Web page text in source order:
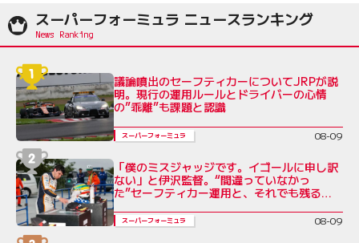
スーパーフォーミュラ ニュースランキング
議論噴出のセーフティカーについてJRPが説
明。現行の運用ルールとドライバーの心情
の”乖離”も課題と認識
スーパーフォーミュラ 08-09
「僕のミスジャッジです。イゴールに申し訳
ない」と伊沢監督。“間違っていなかっ
た”セーフティカー運用と、それでも残る不
スーパーフォーミュラ 08-09